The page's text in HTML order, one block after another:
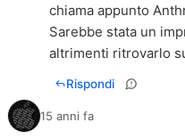
chiama appunto
Sarebbe stata un
altrimenti ritrovarlo
Rispondi
15 anni fa